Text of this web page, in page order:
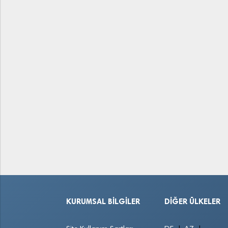
KURUMSAL BILGILER DIĞER ÜLKELER